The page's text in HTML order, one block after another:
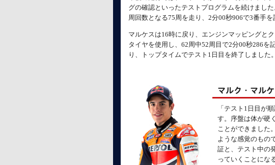
グの確認といったテストプログラムを続けまし
周回数となる75周を走り、2分00秒906で3番手を
マルケスは16時に戻り、エンジンマッピングと
タイヤを使用し、62周中52周目で2分00秒286を
り、トップタイムでテスト1日目を終了しました。
マルク・マル
「テスト1日目が
す。序盤は体が硬
ことができました
ような感覚のもの
証と、テスト中の
っていくことにな